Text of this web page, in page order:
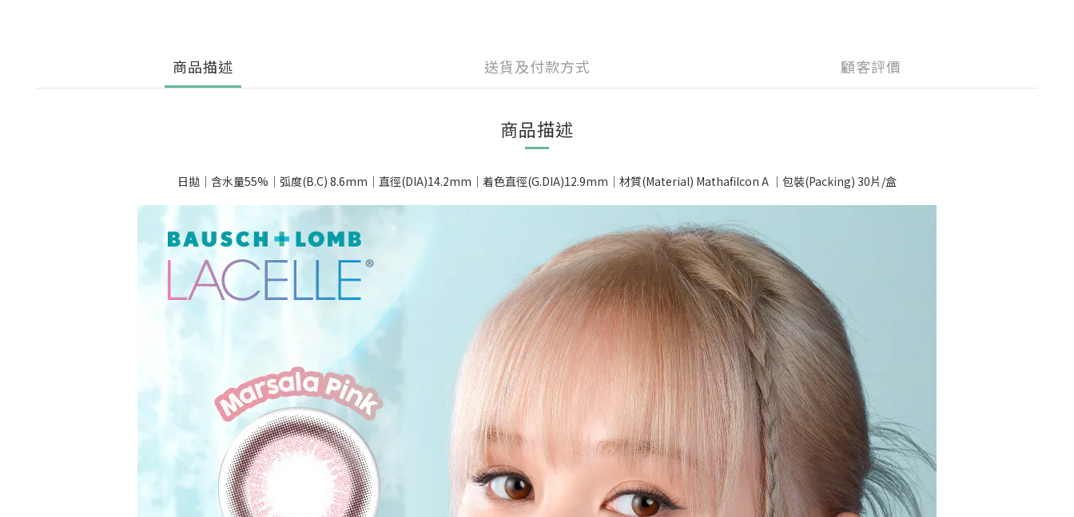
商品描述 送貨及付款方式 顧客評價
商品描述
日拋｜含水量55%｜弧度(B.C) 8.6mm｜直徑(DIA)14.2mm｜着色直徑(G.DIA)12.9mm｜材質(Material) Mathafilcon A ｜包裝(Packing) 30片/盒